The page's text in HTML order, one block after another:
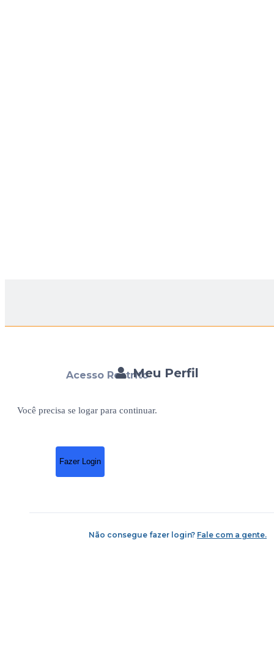
Meu Perfil
Acesso Restrito
Você precisa se logar para continuar.
Fazer Login
Não consegue fazer login? Fale com a gente.